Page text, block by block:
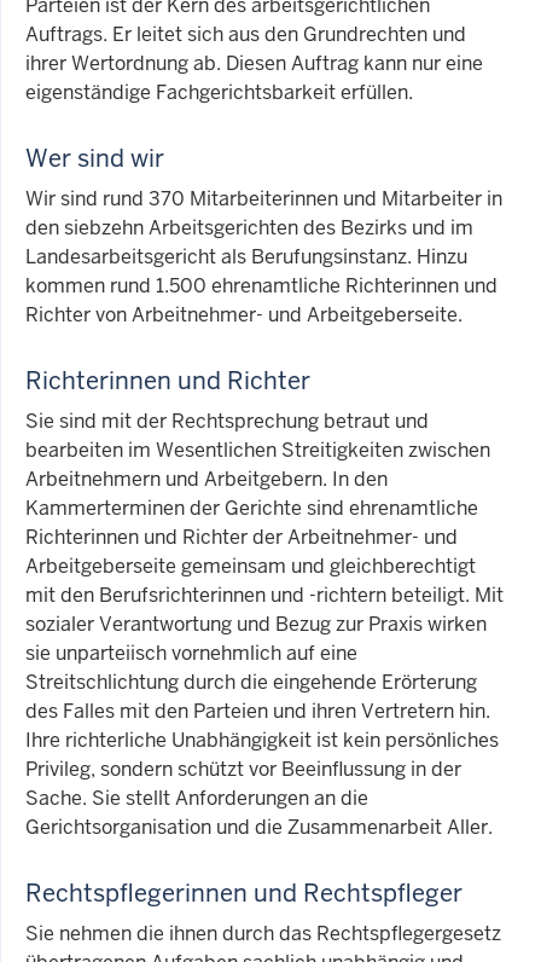
Auftrags. Er leitet sich aus den Grundrechten und
ihrer Wertordnung ab. Diesen Auftrag kann nur eine
eigenständige Fachgerichtsbarkeit erfüllen.
Wer sind wir
Wir sind rund 370 Mitarbeiterinnen und Mitarbeiter in
den siebzehn Arbeitsgerichten des Bezirks und im
Landesarbeitsgericht als Berufungsinstanz. Hinzu
kommen rund 1.500 ehrenamtliche Richterinnen und
Richter von Arbeitnehmer- und Arbeitgeberseite.
Richterinnen und Richter
Sie sind mit der Rechtsprechung betraut und
bearbeiten im Wesentlichen Streitigkeiten zwischen
Arbeitnehmern und Arbeitgebern. In den
Kammerterminen der Gerichte sind ehrenamtliche
Richterinnen und Richter der Arbeitnehmer- und
Arbeitgeberseite gemeinsam und gleichberechtigt
mit den Berufsrichterinnen und -richtern beteiligt. Mit
sozialer Verantwortung und Bezug zur Praxis wirken
sie unparteiisch vornehmlich auf eine
Streitschlichtung durch die eingehende Erörterung
des Falles mit den Parteien und ihren Vertretern hin.
Ihre richterliche Unabhängigkeit ist kein persönliches
Privileg, sondern schützt vor Beeinflussung in der
Sache. Sie stellt Anforderungen an die
Gerichtsorganisation und die Zusammenarbeit Aller.
Rechtspflegerinnen und Rechtspfleger
Sie nehmen die ihnen durch das Rechtspflegergesetz